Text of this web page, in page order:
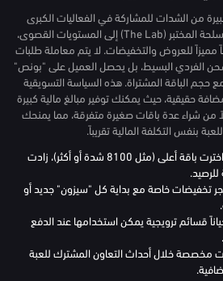
من الشدات للمشاركة في الفعاليات الكبرى
مثل "عجلات الحظ" أو لتطوير أسلحة المختبر (The Lab) إلى المستويات القصوى،
مميزاً للعروض والتخفيضات. لا يتم معاملة طلبات
الفردي البسيط، بل يحصل العميل على "بونص"
حجم الباقة المشتراة. هذه السياسة التسويقية
حقيقية، حيث يمكنك توفير مبالغ مالية كبيرة
من شراء عدة باقات صغيرة متفرقة، مما يمنحك
بنفس التكلفة المالية تقريباً.
زيادة الرصيد المجاني: كلما اخترت باقة أعلى (مثل 8100 شدة أو أكثر)، زادت
تخفيضات خاصة مع بداية كل "سيزون" جديد أو
قسائم ترويجية يمكن استخدامها عند الدفع
مخصصة خلال أحداث التعاون المشترك للعبة